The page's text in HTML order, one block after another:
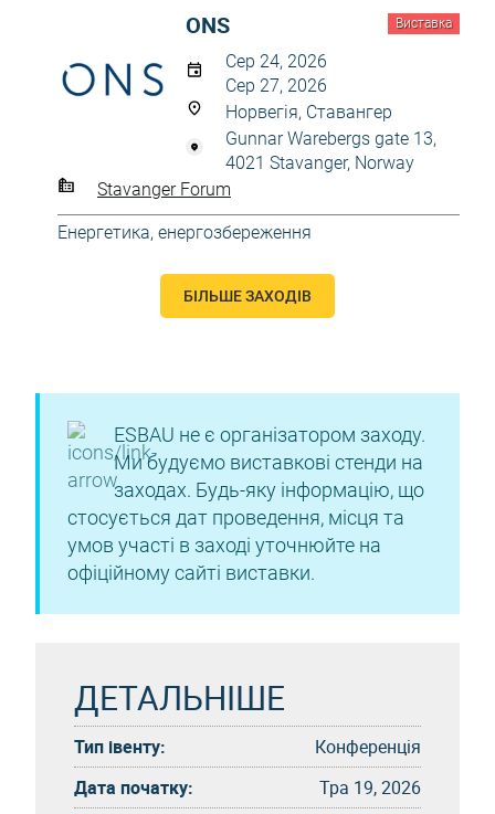
Виставка
ONS
Сер 24, 2026
Сер 27, 2026
Норвегія, Ставангер
Gunnar Warebergs gate 13,
4021 Stavanger, Norway
Stavanger Forum
Енергетика, енергозбереження
БІЛЬШЕ ЗАХОДІВ
ESBAU не є організатором заходу.
Ми будуємо виставкові стенди на
заходах. Будь-яку інформацію, що
стосується дат проведення, місця та
умов участі в заході уточнюйте на
офіційному сайті виставки.
ДЕТАЛЬНІШЕ
Тип івенту:
Конференція
Дата початку:
Тра 19, 2026